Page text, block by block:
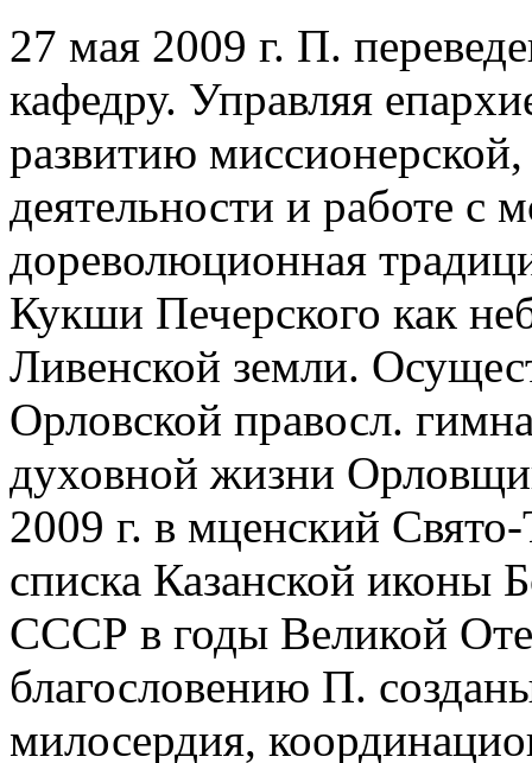
27 мая 2009 г. П.
кафедру. Управляя
развитию
деятельности и работе с
дореволюционная
Кукши Печерского как
Ливенской земли.
Орловской правосл.
духовной жизни
2009 г. в мценский
списка Казанской иконы
СССР в годы Великой
благословению П.
милосердия,